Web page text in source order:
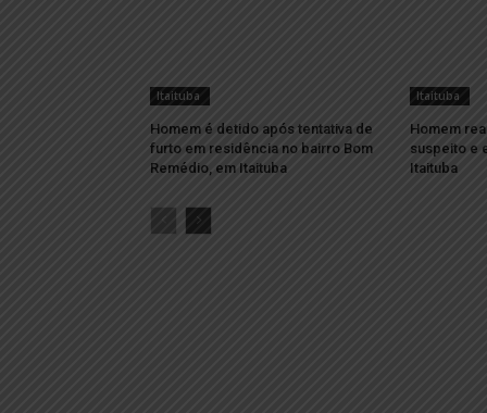
Itaituba
Homem é detido após tentativa de
furto em residência no bairro Bom
Remédio, em Itaituba
Itaituba
Homem
suspeito e
Itaituba